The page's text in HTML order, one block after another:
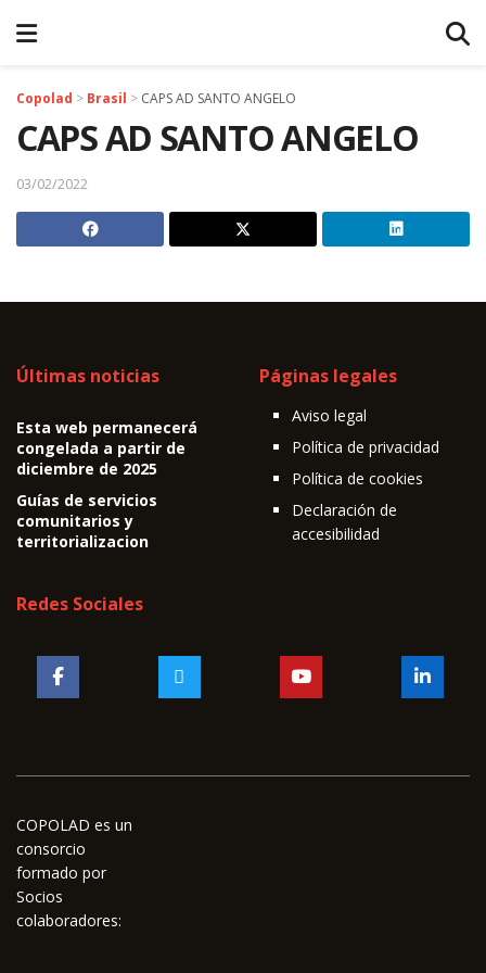
Copolad > Brasil > CAPS AD SANTO ANGELO
CAPS AD SANTO ANGELO
03/02/2022
Últimas noticias
Esta web permanecerá
congelada a partir de
diciembre de 2025
Guías de servicios
comunitarios y
territorializacion
Páginas legales
Aviso legal
Política de privacidad
Política de cookies
Declaración de
accesibilidad
Redes Sociales
COPOLAD es un
consorcio
formado por
Socios
colaboradores: